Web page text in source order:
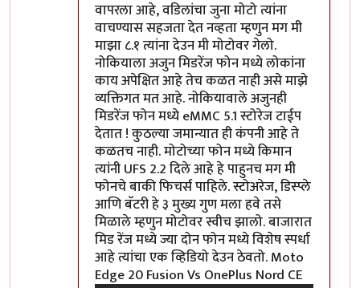
वापरला आहे, वडिलांचा जुना मोटो त्यांना
वाचण्यास सहजता देत नव्हता म्हणुन मग मी
माझा ८.१ त्यांना देउन मी मोटोवर गेलो.
नोकियाला अजुन मिडरेंज फोन मध्ये लोकांना
काय अपेक्षित आहे तेच कळत नाही असे माझे
व्यक्तिगत मत आहे. नोकियावाले अजुनही
मिडरेंज फोन मध्ये eMMC 5.1 स्टोरेज टाईप
देतात ! कुठल्या जमान्यात ही कंपनी आहे ते
कळतच नाही. मोटोच्या फोन मध्ये किमान
त्यांनी UFS 2.2 दिले आहे हे पाहुनच मग मी
फोनचे बाकी फिचर्स पाहिले. स्टोअरेज, डिस्प्ले
आणि बॅटरी हे ३ मुख्य गुण मला हवे तसे
मिळाले म्हणुन मोटोवर स्वीच झालो. बाजारात
मिड रेंज मध्ये ज्या दोन फोन मध्ये विशेष स्पर्धा
आहे त्यांचा एक व्हिडियो देउन ठेवतो. Moto
Edge 20 Fusion Vs OnePlus Nord CE